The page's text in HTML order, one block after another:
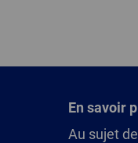
En savoir
Au sujet de